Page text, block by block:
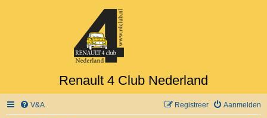
Renault 4 Club Nederland
V&A Aanmelden
Registreer